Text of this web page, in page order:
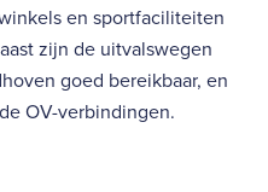
en sportfaciliteiten
zijn de uitvalswegen
goed bereikbaar, en
OV-verbindingen.